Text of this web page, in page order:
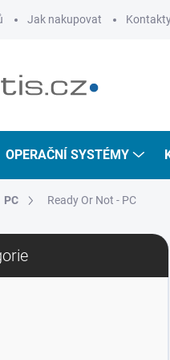
Jak nakupovat
OPERAČNÍ SYSTÉMY
PC Ready Or Not - PC